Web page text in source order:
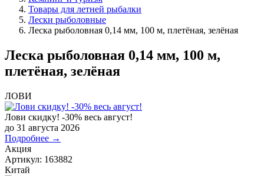
Товары для летней рыбалки
Лески рыболовные
Леска рыболовная 0,14 мм, 100 м, плетёная, зелёная
Леска рыболовная 0,14 мм, 100 м,
плетёная, зелёная
ЛОВИ
Лови скидку! -30% весь август!
до 31 августа 2026
Подробнее →
Акция
Артикул: 163882
Китай